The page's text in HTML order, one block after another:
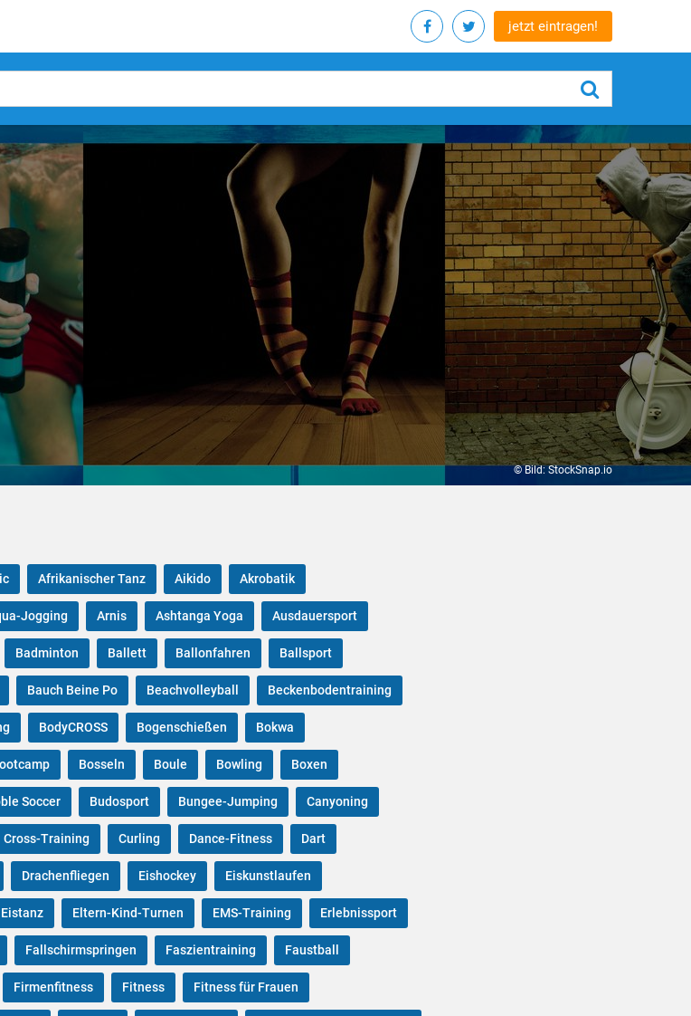
jetzt eintragen!
© Bild: StockSnap.io
Afrikanischer Tanz Aikido Akrobatik
Jogging Arnis Ashtanga Yoga Ausdauersport
Badminton Ballett Ballonfahren Ballsport
Bauch Beine Po Beachvolleyball Beckenbodentraining
BodyCROSS Bogenschießen Bokwa
Bosseln Boule Bowling Boxen
Soccer Budosport Bungee-Jumping Canyoning
Cross-Training Curling Dance-Fitness Dart
Drachenfliegen Eishockey Eiskunstlaufen
Eistanz Eltern-Kind-Turnen EMS-Training Erlebnissport
Fallschirmspringen Faszientraining Faustball
Firmenfitness Fitness Fitness für Frauen